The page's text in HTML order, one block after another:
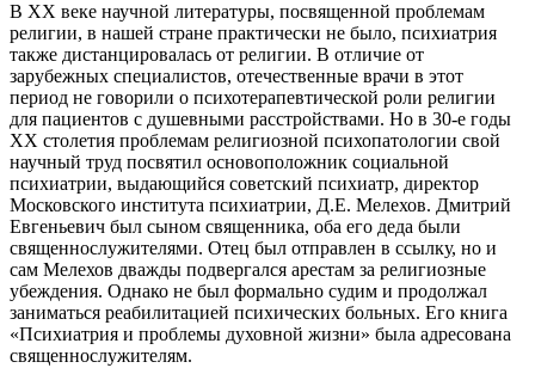
В ХХ веке научной литературы, посвященной проблемам
религии, в нашей стране практически не было, психиатрия
также дистанцировалась от религии. В отличие от
зарубежных специалистов, отечественные врачи в этот
период не говорили о психотерапевтической роли религии
для пациентов с душевными расстройствами. Но в 30-е годы
ХХ столетия проблемам религиозной психопатологии свой
научный труд посвятил основоположник социальной
психиатрии, выдающийся советский психиатр, директор
Московского института психиатрии, Д.Е. Мелехов. Дмитрий
Евгеньевич был сыном священника, оба его деда были
священнослужителями. Отец был отправлен в ссылку, но и
сам Мелехов дважды подвергался арестам за религиозные
убеждения. Однако не был формально судим и продолжал
заниматься реабилитацией психических больных. Его книга
«Психиатрия и проблемы духовной жизни» была адресована
священнослужителям.